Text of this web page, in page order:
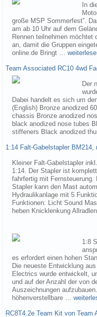
In
große MSP Sommerfest”.
am ab 10 Uhr auf dem
Rennen teilnehmen möchtet
an, damit die Gruppen
online.de Bringt …
Team Associated RC10 4wd
Der
Dabei handelt es sich um
(English) Bronze anodized
chassis Bronze anodized
black anodized nose tubes
stiffeners Black anodized
1:14 Falt-Gabelstapler
Kleiner Falt-Gabelstapler
1:14. Der Stapler ist
fahrfertig mit
Stapler kann den Mast
Hydraulikanlage mit 5
Funktionen: Licht Sound
heben Knicklenkung
1:8
es erfordert einen hohen
Die neueste Entwicklung
Electrics wurde entwickelt,
und auf der Anzahl der von
Auszeichnungen
höhenverstellbare …
RC8T4.2e Team Kit von Team